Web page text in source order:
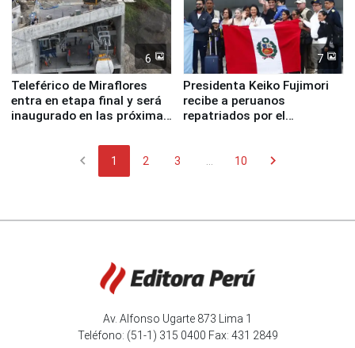
6
Teleférico de Miraflores
entra en etapa final y será
inaugurado en las próximas
7
Presidenta Keiko Fujimori
recibe a peruanos
repatriados por el
chevron_left 1 2 3 10 chevron_right
Av. Alfonso Ugarte 873 Lima 1
Teléfono: (51-1) 315 0400 Fax: 431 2849